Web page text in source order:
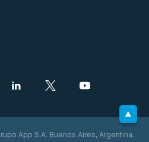
App S.A. Buenos Aires, Argentina.